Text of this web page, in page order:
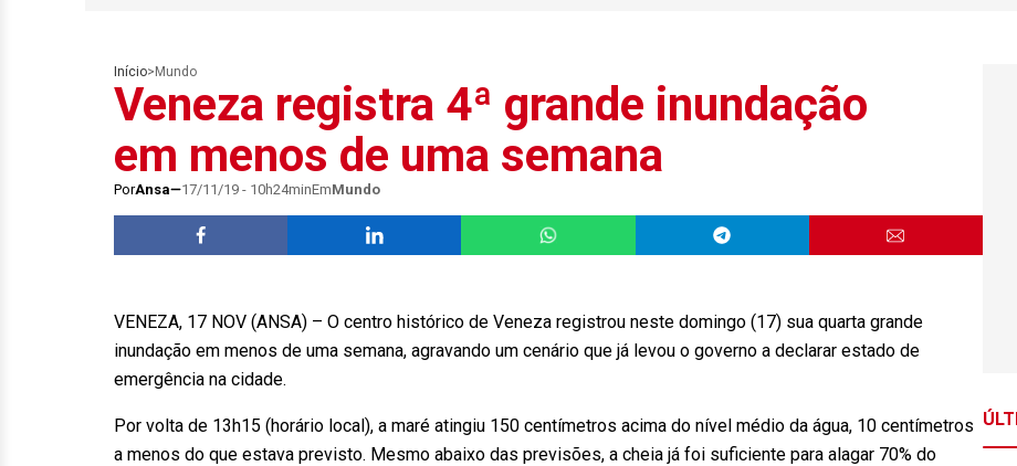
Início> Mundo
Veneza registra 4ª grande inundação
em menos de uma semana
PorAnsa 17/11/19 - 10h24minEmMundo
VENEZA, 17 NOV (ANSA) – O centro histórico de Veneza registrou neste domingo (17) sua quarta grande
inundação em menos de uma semana, agravando um cenário que já levou o governo a declarar estado de
emergência na cidade.
Por volta de 13h15 (horário local), a maré atingiu 150 centímetros acima do nível médio da água, 10 centímetros
a menos do que estava previsto. Mesmo abaixo das previsões, a cheia já foi suficiente para alagar 70% do